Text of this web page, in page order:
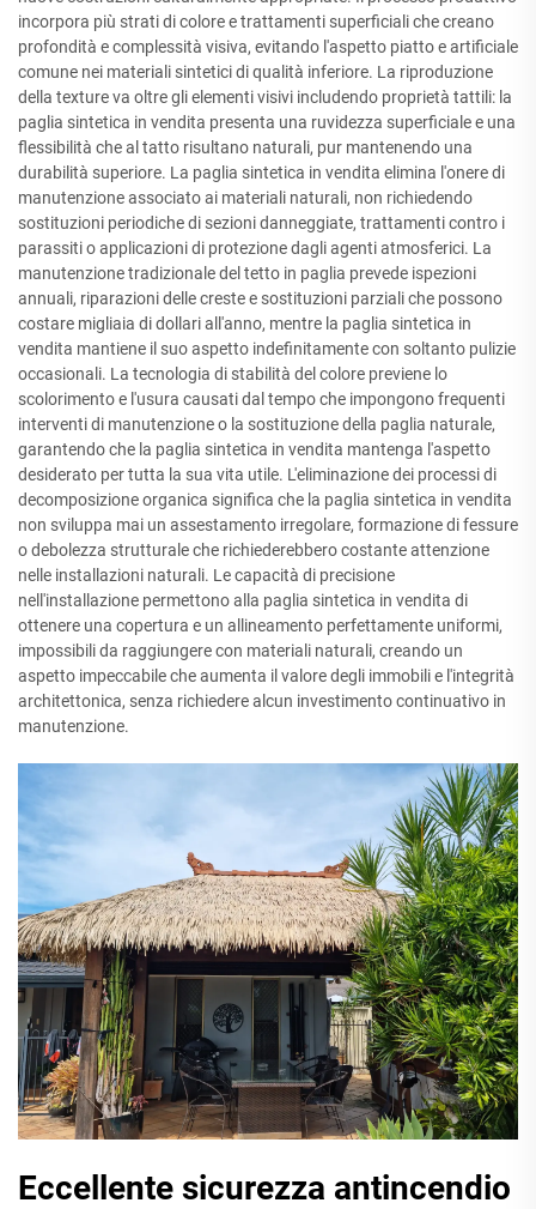
incorpora più strati di colore e trattamenti superficiali che creano
profondità e complessità visiva, evitando l'aspetto piatto e artificiale
comune nei materiali sintetici di qualità inferiore. La riproduzione
della texture va oltre gli elementi visivi includendo proprietà tattili: la
paglia sintetica in vendita presenta una ruvidezza superficiale e una
flessibilità che al tatto risultano naturali, pur mantenendo una
durabilità superiore. La paglia sintetica in vendita elimina l'onere di
manutenzione associato ai materiali naturali, non richiedendo
sostituzioni periodiche di sezioni danneggiate, trattamenti contro i
parassiti o applicazioni di protezione dagli agenti atmosferici. La
manutenzione tradizionale del tetto in paglia prevede ispezioni
annuali, riparazioni delle creste e sostituzioni parziali che possono
costare migliaia di dollari all'anno, mentre la paglia sintetica in
vendita mantiene il suo aspetto indefinitamente con soltanto pulizie
occasionali. La tecnologia di stabilità del colore previene lo
scolorimento e l'usura causati dal tempo che impongono frequenti
interventi di manutenzione o la sostituzione della paglia naturale,
garantendo che la paglia sintetica in vendita mantenga l'aspetto
desiderato per tutta la sua vita utile. L'eliminazione dei processi di
decomposizione organica significa che la paglia sintetica in vendita
non sviluppa mai un assestamento irregolare, formazione di fessure
o debolezza strutturale che richiederebbero costante attenzione
nelle installazioni naturali. Le capacità di precisione
nell'installazione permettono alla paglia sintetica in vendita di
ottenere una copertura e un allineamento perfettamente uniformi,
impossibili da raggiungere con materiali naturali, creando un
aspetto impeccabile che aumenta il valore degli immobili e l'integrità
architettonica, senza richiedere alcun investimento continuativo in
manutenzione.
Eccellente sicurezza antincendio